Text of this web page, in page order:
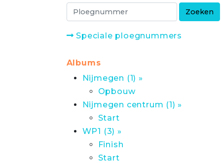
Speciale ploegnummers
Albums
Nijmegen (1) »
Opbouw
Nijmegen centrum (1) »
Start
WP1 (3) »
Finish
Start